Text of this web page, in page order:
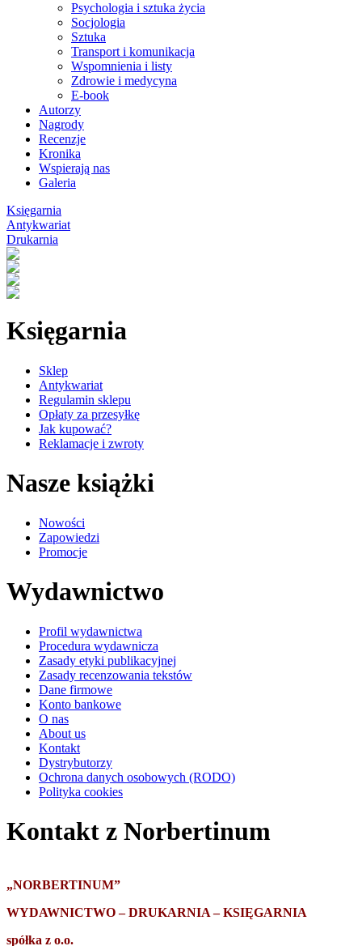
Psychologia i sztuka życia
Socjologia
Sztuka
Transport i komunikacja
Wspomnienia i listy
Zdrowie i medycyna
E-book
Autorzy
Nagrody
Recenzje
Kronika
Wspierają nas
Galeria
Księgarnia
Antykwariat
Drukarnia
Księgarnia
Sklep
Antykwariat
Regulamin sklepu
Opłaty za przesyłkę
Jak kupować?
Reklamacje i zwroty
Nasze książki
Nowości
Zapowiedzi
Promocje
Wydawnictwo
Profil wydawnictwa
Procedura wydawnicza
Zasady etyki publikacyjnej
Zasady recenzowania tekstów
Dane firmowe
Konto bankowe
O nas
About us
Kontakt
Dystrybutorzy
Ochrona danych osobowych (RODO)
Polityka cookies
Kontakt z Norbertinum
„NORBERTINUM”
WYDAWNICTWO – DRUKARNIA – KSIĘGARNIA
spółka z o.o.